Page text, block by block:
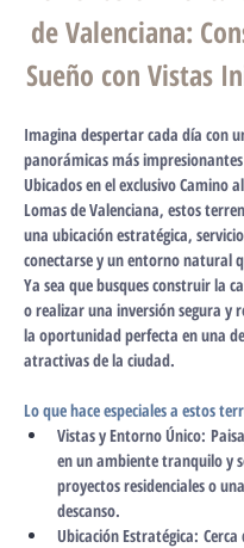
de Valenciana:
Sueño con Vistas
Imagina despertar cada día con
panorámicas más
Ubicados en el exclusivo Camino
Lomas de Valenciana, estos
una ubicación estratégica,
conectarse y un entorno natural
Ya sea que busques construir la
o realizar una inversión segura y
la oportunidad perfecta en una
atractivas de la ciudad.
Lo que hace especiales a estos
Vistas y Entorno Único:
en un ambiente tranquilo y
proyectos residenciales o
descanso.
Ubicación Estratégica: